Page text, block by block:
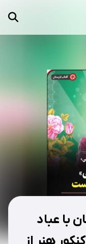
تصاویر
با عباد